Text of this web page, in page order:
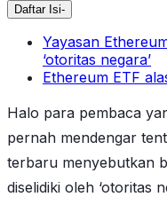
Daftar Isi-
Yayasan
‘otoritas negara’
Ethereum ETF
Halo para pembaca
pernah mendengar
terbaru menyebutkan
diselidiki oleh ‘otoritas